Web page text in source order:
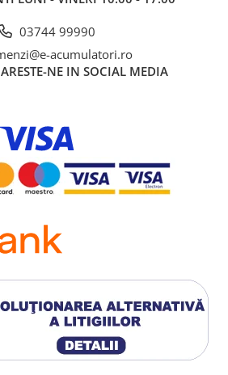
03744 99990
acumulatori.ro
NE IN SOCIAL MEDIA